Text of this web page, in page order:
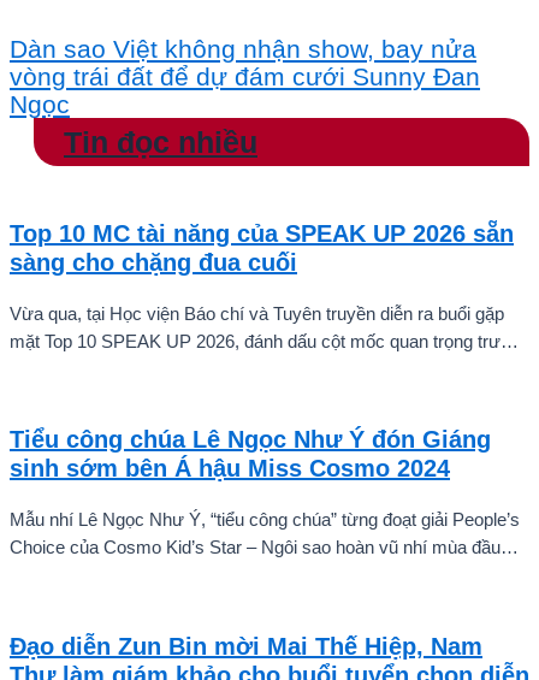
Dàn sao Việt không nhận show, bay nửa
vòng trái đất để dự đám cưới Sunny Đan
Ngọc
Tin đọc nhiều
Top 10 MC tài năng của SPEAK UP 2026 sẵn
sàng cho chặng đua cuối
Vừa qua, tại Học viện Báo chí và Tuyên truyền diễn ra buổi gặp
mặt Top 10 SPEAK UP 2026, đánh dấu cột mốc quan trọng trước
Tiểu công chúa Lê Ngọc Như Ý đón Giáng
sinh sớm bên Á hậu Miss Cosmo 2024
Mẫu nhí Lê Ngọc Như Ý, “tiểu công chúa” từng đoạt giải People’s
Choice của Cosmo Kid’s Star – Ngôi sao hoàn vũ nhí mùa đầu
Đạo diễn Zun Bin mời Mai Thế Hiệp, Nam